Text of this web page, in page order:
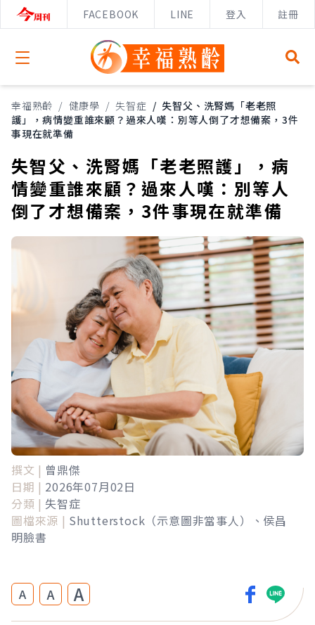
FACEBOOK LINE 登入 註冊
Open menu
幸福熟齡 / 健康學 / 失智症 / 失智父、洗腎媽「老老照
護」，病情變重誰來顧？過來人嘆：別等人倒了才想備案，3件
事現在就準備
失智父、洗腎媽「老老照護」，病
情變重誰來顧？過來人嘆：別等人
倒了才想備案，3件事現在就準備
撰文 | 曾鼎傑
日期 | 2026年07月02日
分類 | 失智症
圖檔來源 | Shutterstock（示意圖非當事人）、侯昌
明臉書
A A A